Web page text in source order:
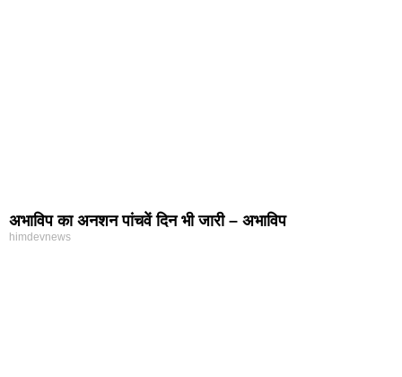
अभाविप का अनशन पांचवें दिन भी जारी – अभाविप
himdevnews